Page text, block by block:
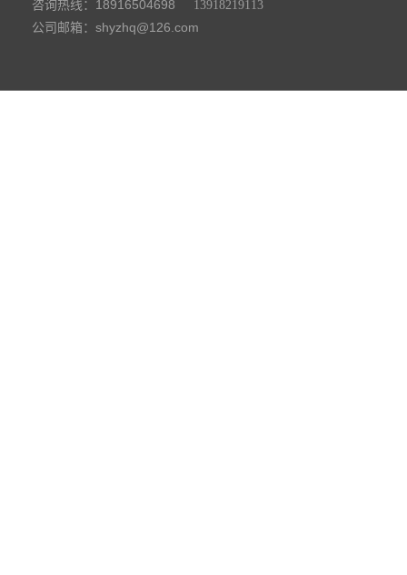
咨询热线：18916504698
13918219113
公司邮箱：shyzhq@126.com